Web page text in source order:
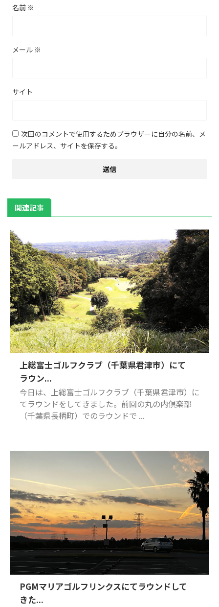
名前 ※
メール ※
サイト
次回のコメントで使用するためブラウザーに自分の名前、メ
ールアドレス、サイトを保存する。
関連記事
上総富士ゴルフクラブ（千葉県君津市）にて
ラウン...
今日は、上総富士ゴルフクラブ（千葉県君津市）に
てラウンドをしてきました。前回の丸の内倶楽部
（千葉県長柄町）でのラウンドで ...
PGMマリアゴルフリンクスにてラウンドして
きた...